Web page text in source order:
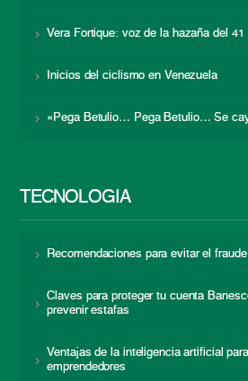
Vera Fortique: voz de la hazaña del 41
Inicios del ciclismo en Venezuela
«Pega Betulio… Pega Betulio… Se
TECNOLOGÍA
Recomendaciones para evitar el
Claves para proteger tu cuenta
prevenir estafas
Ventajas de la inteligencia artificial
emprendedores